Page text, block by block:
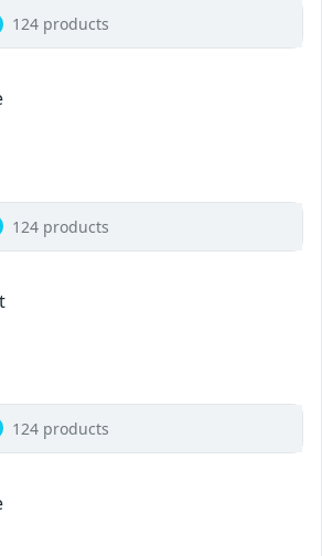
124 products
124 products
124 products